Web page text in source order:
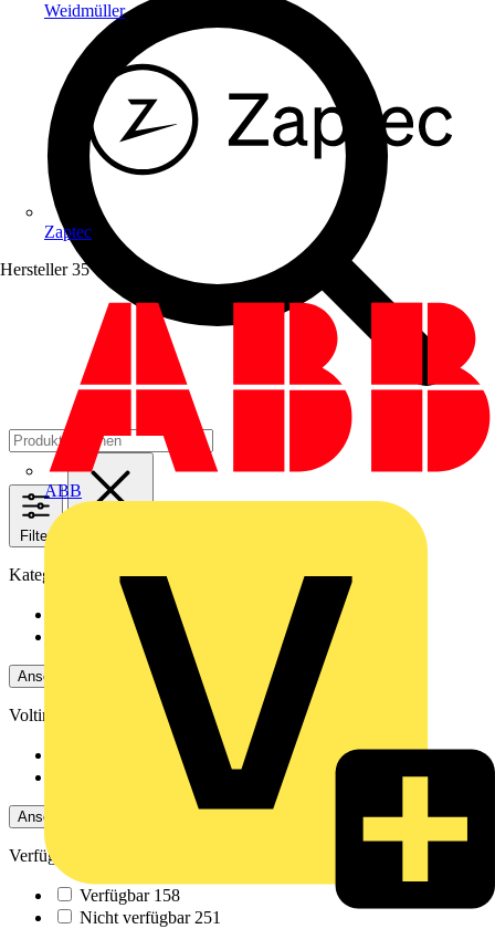
Weidmüller
Zaptec
Hersteller 35
ABB
Filter
Kategorien
Wasserdichte Verbindungsdosen
Elektrodosen
243
Ansehen -4 Mehr
Voltimum+ Treueprogramm
Ansehen -4 Mehr
Verfügbarkeit
Verfügbar 158
Nicht verfügbar251